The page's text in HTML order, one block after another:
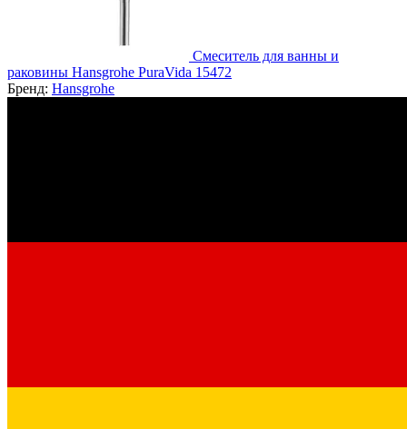
Смеситель для ванны и
раковины Hansgrohe PuraVida 15472
Бренд: Hansgrohe